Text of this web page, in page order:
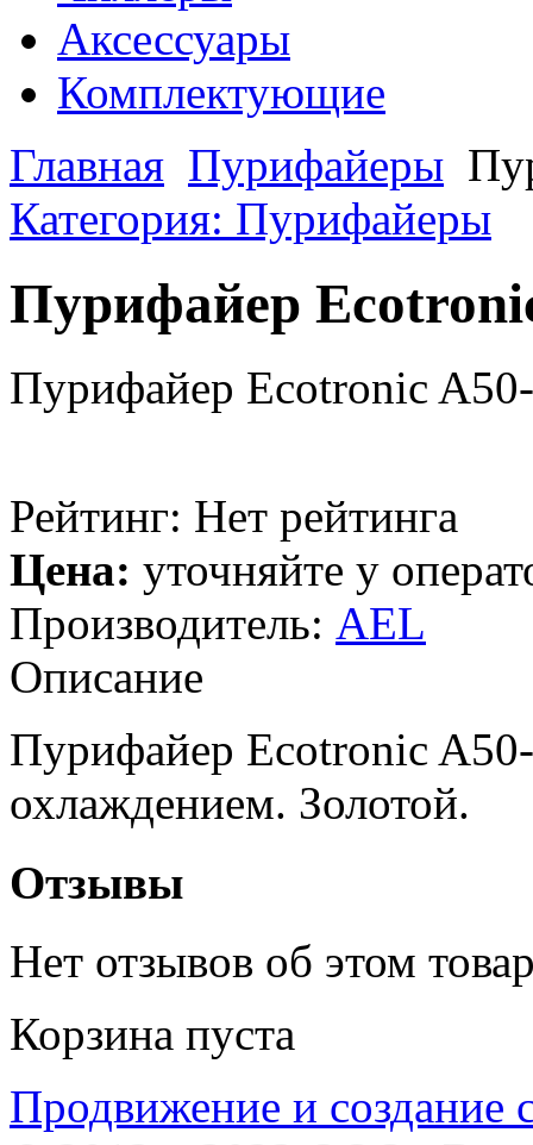
Аксессуары
Комплектующие
Главная Пурифайеры
Категория: Пурифайеры
Пурифайер
Пурифайер Ecotronic
Рейтинг: Нет рейтинга
Цена: уточняйте у
Производитель: AEL
Описание
Пурифайер Ecotronic
охлаждением. Золотой.
Отзывы
Нет отзывов об этом
Корзина пуста
Продвижение и создание